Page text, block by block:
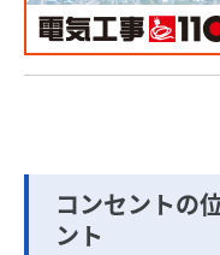
コンセントの
ント